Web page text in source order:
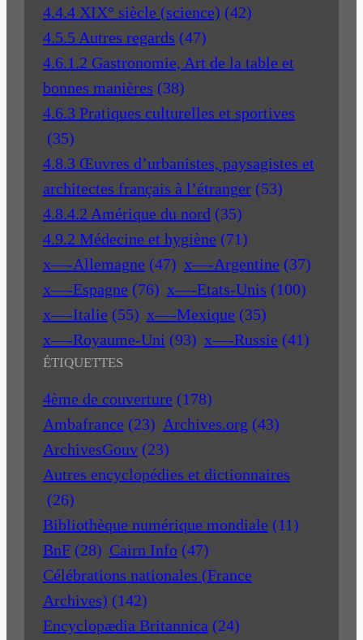
4.4.4 XIX° siècle (science) (42)
4.5.5 Autres regards (47)
4.6.1.2 Gastronomie, Art de la table et
bonnes manières (38)
4.6.3 Pratiques culturelles et sportives
(35)
4.8.3 Œuvres d’urbanistes, paysagistes et
architectes français à l’étranger (53)
4.8.4.2 Amérique du nord (35)
4.9.2 Médecine et hygiène (71)
x—-Allemagne (47) x—-Argentine (37)
x—-Espagne (76) x—-Etats-Unis (100)
x—-Italie (55) x—-Mexique (35)
x—-Royaume-Uni (93) x—-Russie (41)
ÉTIQUETTES
4ème de couverture (178)
Ambafrance (23) Archives.org (43)
ArchivesGouv (23)
Autres encyclopédies et dictionnaires
(26)
Bibliothèque numérique mondiale (11)
BnF (28) Cairn Info (47)
Célébrations nationales (France
Archives) (142)
Encyclopædia Britannica (24)